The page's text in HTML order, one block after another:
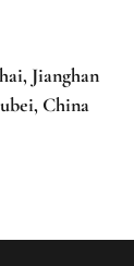
Jianghan
China